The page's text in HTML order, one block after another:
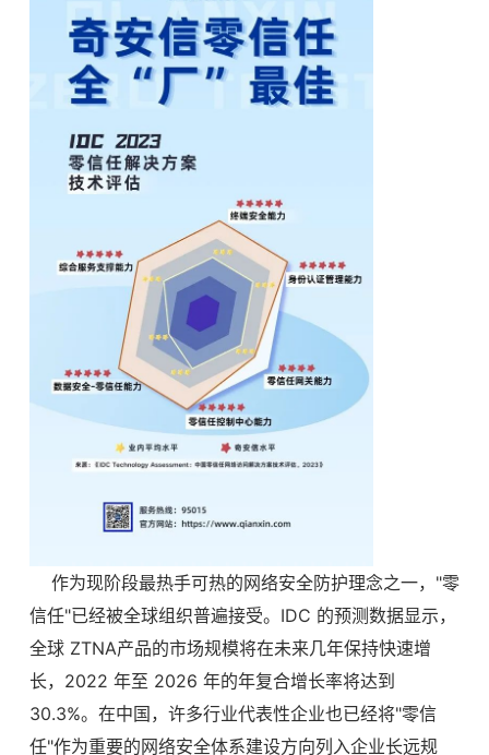
作为现阶段最热手可热的网络安全防护理念之一，"零
信任"已经被全球组织普遍接受。IDC 的预测数据显示，
全球 ZTNA产品的市场规模将在未来几年保持快速增
长，2022 年至 2026 年的年复合增长率将达到
30.3%。在中国，许多行业代表性企业也已经将"零信
任"作为重要的网络安全体系建设方向列入企业长远规